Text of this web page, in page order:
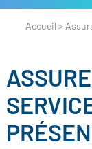
Accueil >